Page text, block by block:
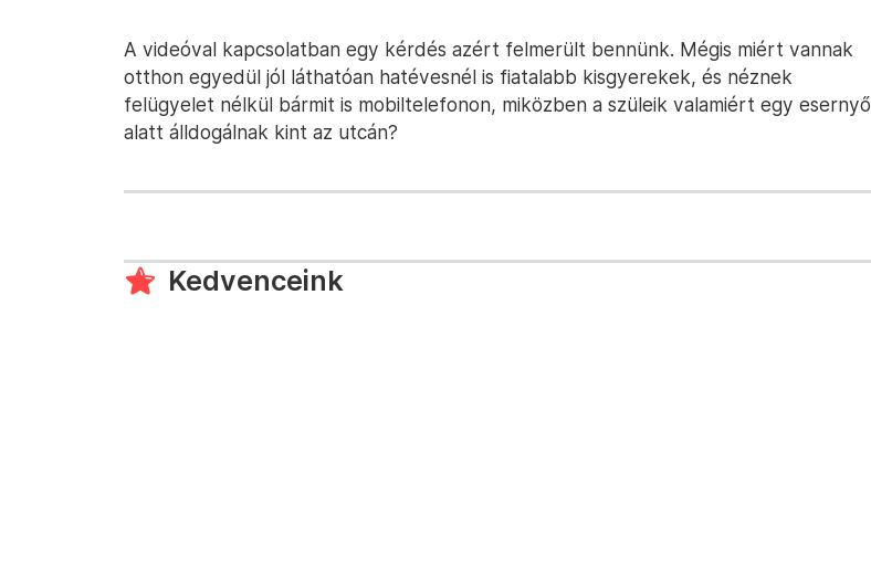
A videóval kapcsolatban egy kérdés azért felmerült bennünk. Mégis miért vannak
otthon egyedül jól láthatóan hatévesnél is fiatalabb kisgyerekek, és néznek
felügyelet nélkül bármit is mobiltelefonon, miközben a szüleik valamiért egy esernyő
alatt álldogálnak kint az utcán?
Kedvenceink